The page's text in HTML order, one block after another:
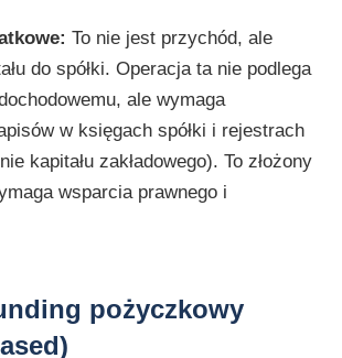
To nie jest przychód, ale
do spółki. Operacja ta nie podlega
ale wymaga
w księgach spółki i rejestrach
kapitału zakładowego). To złożony
wsparcia prawnego i
pożyczkowy